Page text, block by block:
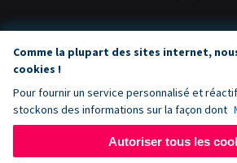
Comme la plupart des sites internet,
cookies !
Pour fournir un service personnalisé et
stockons des informations sur la façon dont
Autoriser tous les